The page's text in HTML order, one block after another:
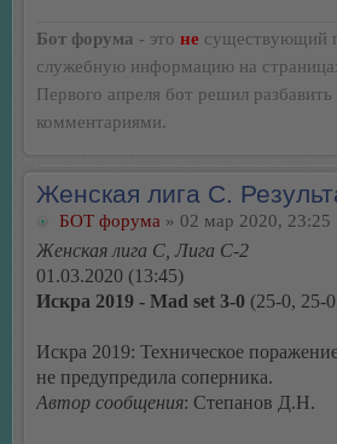
Бот форума - это не существующий
служебную информацию на
Первого апреля бот решил
комментариями.
Женская лига С.
БОТ форума » 02 мар 2020, 23:25
Женская лига С, Лига С-2
01.03.2020 (13:45)
Искра 2019 - Mad set 3-0 (25-0, 25-
Искра 2019: Техническое
не предупредила соперника.
Автор сообщения: Степанов Д.Н.